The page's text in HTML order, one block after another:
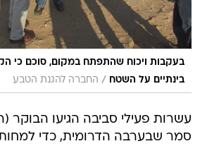
בעקבות ויכוח שהתפתח במקום, סוכם כי
בינתיים על השטח
/ החברה להגנת הטבע
עשרות פעילי סביבה הגיעו הבוקר
סמר שבערבה הדרומית, כדי